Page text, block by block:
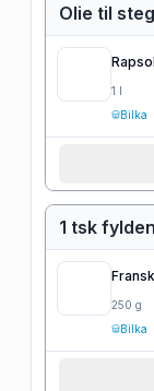
Olie til
1 l
Bilka
1 tsk
250 g
Bilka